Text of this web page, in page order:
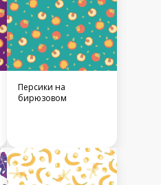
Персики на
бирюзовом